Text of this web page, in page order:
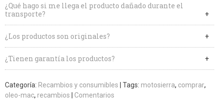
¿Qué hago si me llega el producto dañado durante el
transporte?
¿Los productos son originales?
¿Tienen garantía los productos?
Categoría: Recambios y consumibles Tags: motosierra comprar
oleo-mac recambios Comentarios